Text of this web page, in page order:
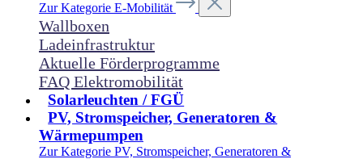
Zur Kategorie E-Mobilität
Wallboxen
Ladeinfrastruktur
Aktuelle Förderprogramme
FAQ Elektromobilität
Solarleuchten / FGÜ
PV, Stromspeicher, Generatoren &
Wärmepumpen
Zur Kategorie PV, Stromspeicher, Generatoren &